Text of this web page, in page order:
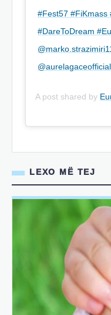
#Fest57 #FiKmass
#DareToDream
@aurelagaceofficial
A post shared by
LEXO MË TEJ